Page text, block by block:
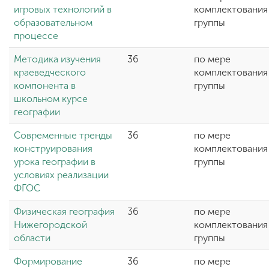
игровых технологий в
образовательном
процессе
комплектования
группы
Методика изучения
краеведческого
компонента в
школьном курсе
географии
36
по мере
комплектования
группы
Современные тренды
конструирования
урока географии в
условиях реализации
ФГОС
36
по мере
комплектования
группы
Физическая география
Нижегородской
области
36
по мере
комплектования
группы
Формирование
36
по мере